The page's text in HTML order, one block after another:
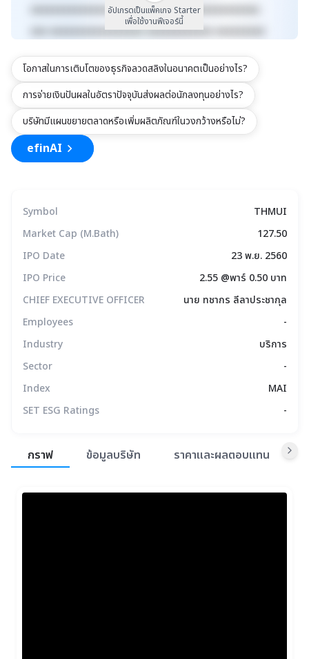
xxxxxxxxxxxxxxxxxxxxxxxxxx xxxxxxxxxxxxxxx
xxx xxxxxxxxxxxxxxxxx xxxxxxxxxxxx xxxxxxxxx
xxxxxxxxxxx xxxxxxxx xxxxxxxxxxxxxxxxxxxxxxx
xxxxxxxxxxxxxxxxxxx xxxxx
xxxxxxxxxxxxxxxxxxxxxxxxxxxxxx
อัปเกรดเป็นแพ็คเกจ Starter
เพื่อใช้งานฟีเจอร์นี้
โอกาสในการเติบโตของธุรกิจลวดสลิงในอนาคตเป็นอย่างไร?
การจ่ายเงินปันผลในอัตราปัจจุบันส่งผลต่อนักลงทุนอย่างไร?
บริษัทมีแผนขยายตลาดหรือเพิ่มผลิตภัณฑ์ในวงกว้างหรือไม่?
efinAI
Symbol
THMUI
Market Cap (M.Bath)
127.50
IPO Date
23 พ.ย. 2560
IPO Price
2.55 @พาร์ 0.50 บาท
CHIEF EXECUTIVE OFFICER
นาย ทชากร ลีลาประชากุล
Employees
-
Industry
บริการ
Sector
-
Index
MAI
SET ESG Ratings
-
กราฟ
ข้อมูลบริษัท ราคาและผลตอบแทน